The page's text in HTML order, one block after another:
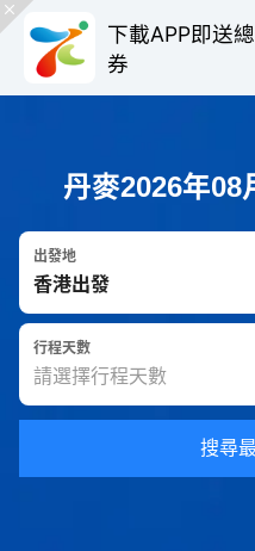
下載APP即送
券
丹麥2026年08
出發地
行程天數
搜尋